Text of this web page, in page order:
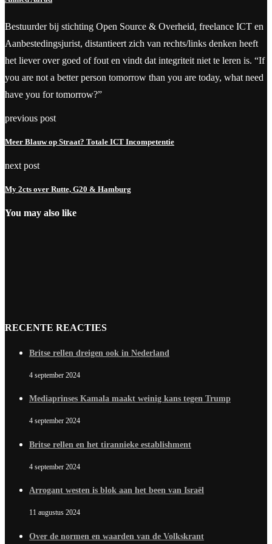
Bestuurder bij stichting Open Source & Overheid, freelance ICT en
Aanbestedingsjurist, distantieert zich van rechts/links denken heeft
het liever over goed of fout en vindt dat integriteit niet te leren is. “If
you are not a better person tomorrow than you are today, what need
have you for tomorrow?”
previous post
Meer Blauw op Straat? Totale ICT Incompetentie
next post
My 2cts over Rutte, G20 & Hamburg
You may also like
RECENTE REACTIES
Britse rellen dreigen ook in Nederland
4 september 2024
Mediaprinses Kamala maakt weinig kans tegen Trump
4 september 2024
Britse rellen en het tirannieke establishment
4 september 2024
Arrogant westen is blok aan het been van Israël
11 augustus 2024
Over de normen en waarden van de Volkskrant